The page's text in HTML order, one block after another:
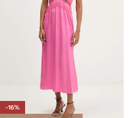
-16%